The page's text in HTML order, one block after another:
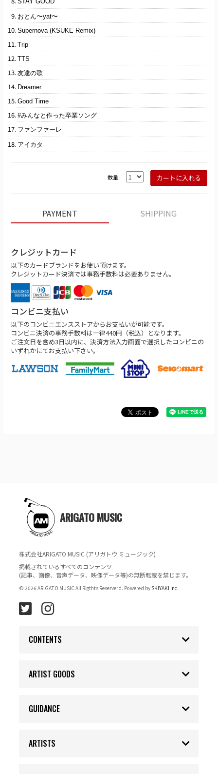
おとん〜yat〜
Supernova (KSUKE Remix)
Trip
TTS
友達の歌
Dreamer
Good Time
#みんなと作った卒業ソング
ファンファーレ
アイカタ
数量 :
PAYMENT SHIPPING
クレジットカード
以下のカードブランドをお使い頂けます。
クレジットカード決済では事務手数料は必要ありません。
コンビニ支払い
以下のコンビニエンスストアからお支払いが可能です。
コンビニ決済の事務手数料は一律440円（税込）となります。
ご注文日を含め3日以内に、決済方法入力画面で選択したコンビニの
いずれかにてお支払い下さい。
ARIGATO MUSIC
株式会社ARIGATO MUSIC (アリガトウ ミュージック)
掲載されているすべてのコンテンツ
(記事、画像、音声データ、映像データ等)の無断転載を禁じます。
© 2026 ARIGATO MUSIC All Rigthts Reserverd. Powered by SKIYAKI Inc.
CONTENTS
ARTIST GOODS
GUIDANCE
ARTISTS